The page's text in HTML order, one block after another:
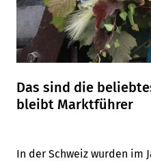
Das sind die
bleibt Marktführer
In der Schweiz wurden im